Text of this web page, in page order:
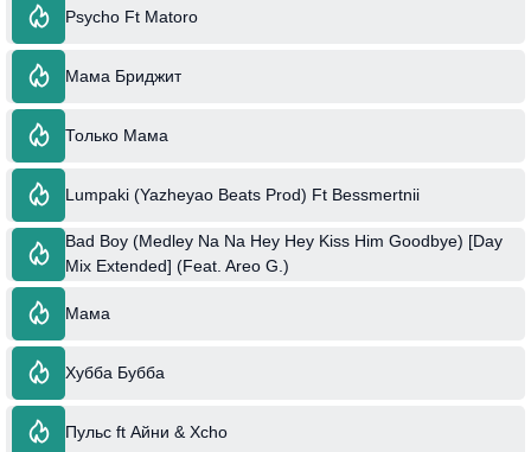
Psycho Ft Matoro
Мама Бриджит
Только Мама
Lumpaki (Yazheyao Beats Prod) Ft Bessmertnii
Bad Boy (Medley Na Na Hey Hey Kiss Him Goodbye) [Day
Mix Extended] (Feat. Areo G.)
Мама
Хубба Бубба
Пульс ft Айни & Xcho